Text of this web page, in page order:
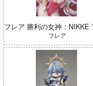
フレア